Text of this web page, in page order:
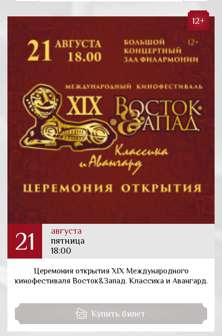
12+
21
августа
пятница
18:00
Церемония открытия XIX Международного
кинофестиваля Восток&Запад. Классика и Авангард.
Купить билет